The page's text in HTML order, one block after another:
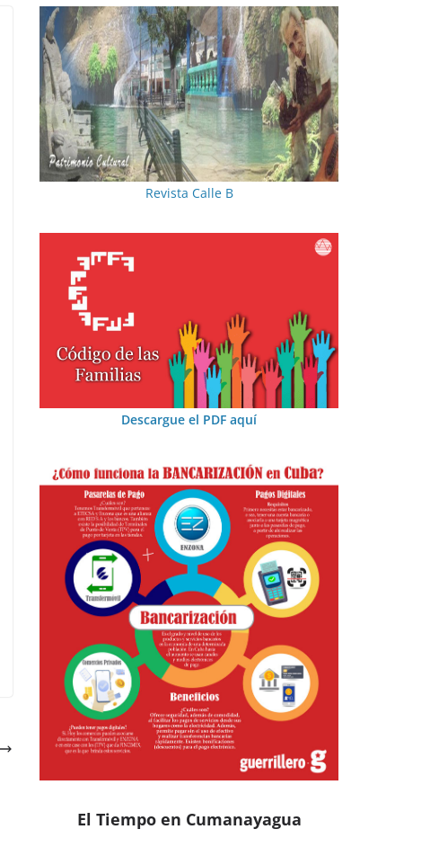
Revista Calle B
Descargue el PDF aquí
El Tiempo en Cumanayagua